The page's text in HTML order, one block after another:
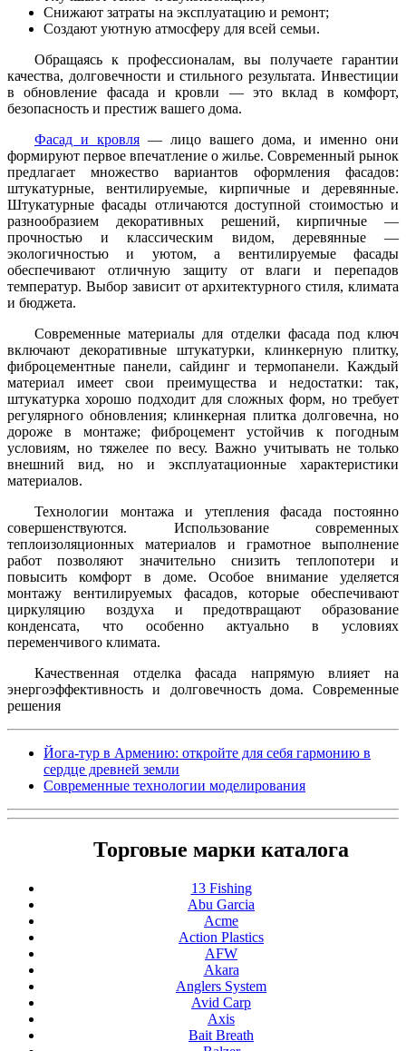
Снижают затраты на эксплуатацию и ремонт;
Создают уютную атмосферу для всей семьи.
Обращаясь к профессионалам, вы получаете гарантии
качества, долговечности и стильного результата. Инвестиции
в обновление фасада и кровли — это вклад в комфорт,
безопасность и престиж вашего дома.
Фасад и кровля — лицо вашего дома, и именно они
формируют первое впечатление о жилье. Современный рынок
предлагает множество вариантов оформления фасадов:
штукатурные, вентилируемые, кирпичные и деревянные.
Штукатурные фасады отличаются доступной стоимостью и
разнообразием декоративных решений, кирпичные —
прочностью и классическим видом, деревянные —
экологичностью и уютом, а вентилируемые фасады
обеспечивают отличную защиту от влаги и перепадов
температур. Выбор зависит от архитектурного стиля, климата
и бюджета.
Современные материалы для отделки фасада под ключ
включают декоративные штукатурки, клинкерную плитку,
фиброцементные панели, сайдинг и термопанели. Каждый
материал имеет свои преимущества и недостатки: так,
штукатурка хорошо подходит для сложных форм, но требует
регулярного обновления; клинкерная плитка долговечна, но
дороже в монтаже; фиброцемент устойчив к погодным
условиям, но тяжелее по весу. Важно учитывать не только
внешний вид, но и эксплуатационные характеристики
материалов.
Технологии монтажа и утепления фасада постоянно
совершенствуются. Использование современных
теплоизоляционных материалов и грамотное выполнение
работ позволяют значительно снизить теплопотери и
повысить комфорт в доме. Особое внимание уделяется
монтажу вентилируемых фасадов, которые обеспечивают
циркуляцию воздуха и предотвращают образование
конденсата, что особенно актуально в условиях
переменчивого климата.
Качественная отделка фасада напрямую влияет на
энергоэффективность и долговечность дома. Современные
решения
Йога-тур в Армению: откройте для себя гармонию в
сердце древней земли
Современные технологии моделирования
Торговые марки каталога
13 Fishing
Abu Garcia
Acme
Action Plastics
AFW
Akara
Anglers System
Avid Carp
Axis
Bait Breath